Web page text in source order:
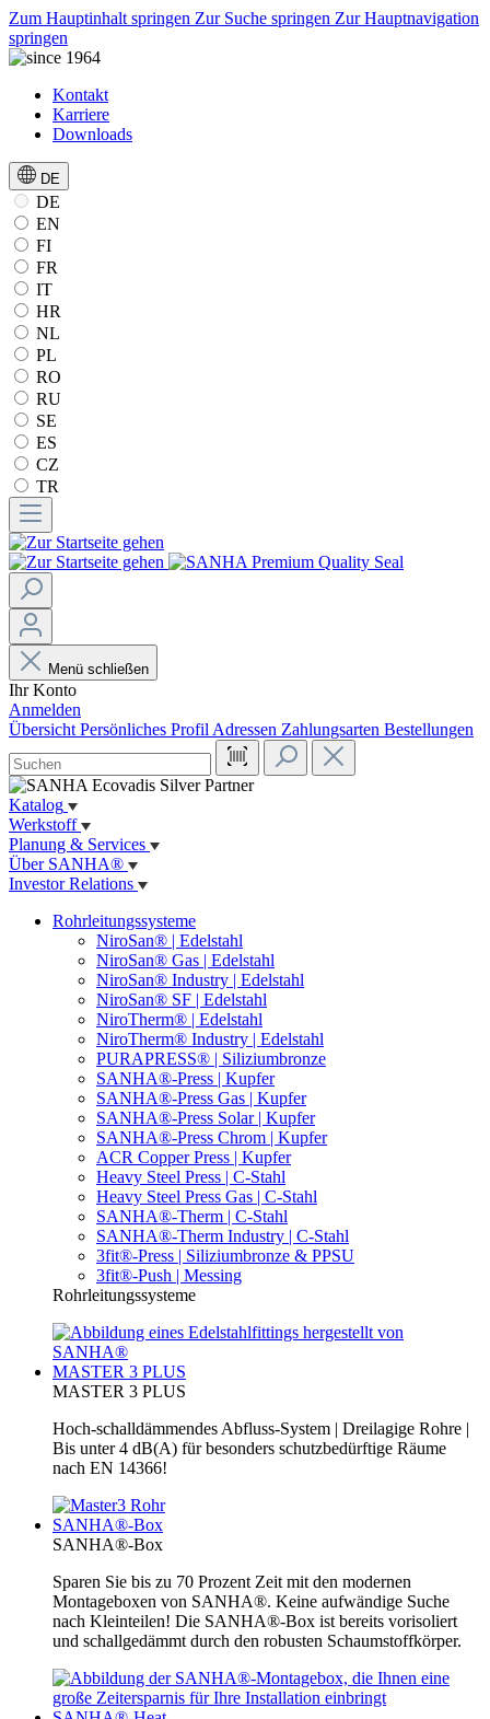
Zum Hauptinhalt springen Zur Suche springen Zur Hauptnavigation
springen
Kontakt
Karriere
Downloads
DE
DE
EN
FI
FR
IT
HR
NL
PL
RO
RU
SE
ES
CZ
TR
Menü schließen
Ihr Konto
Anmelden
Übersicht Persönliches Profil Adressen Zahlungsarten Bestellungen
Katalog
Werkstoff
Planung & Services
Über SANHA®
Investor Relations
Rohrleitungssysteme
NiroSan® | Edelstahl
NiroSan® Gas | Edelstahl
NiroSan® Industry | Edelstahl
NiroSan® SF | Edelstahl
NiroTherm® | Edelstahl
NiroTherm® Industry | Edelstahl
PURAPRESS® | Siliziumbronze
SANHA®-Press | Kupfer
SANHA®-Press Gas | Kupfer
SANHA®-Press Solar | Kupfer
SANHA®-Press Chrom | Kupfer
ACR Copper Press | Kupfer
Heavy Steel Press | C-Stahl
Heavy Steel Press Gas | C-Stahl
SANHA®-Therm | C-Stahl
SANHA®-Therm Industry | C-Stahl
3fit®-Press | Siliziumbronze & PPSU
3fit®-Push | Messing
Rohrleitungssysteme
MASTER 3 PLUS
MASTER 3 PLUS
Hoch-schalldämmendes Abfluss-System | Dreilagige Rohre |
Bis unter 4 dB(A) für besonders schutzbedürftige Räume
nach EN 14366!
SANHA®-Box
SANHA®-Box
Sparen Sie bis zu 70 Prozent Zeit mit den modernen
Montageboxen von SANHA®. Keine aufwändige Suche
nach Kleinteilen! Die SANHA®-Box ist bereits vorisoliert
und schallgedämmt durch den robusten Schaumstoffkörper.